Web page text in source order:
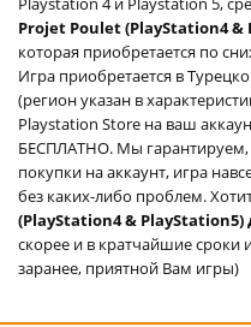
Projet Poulet (PlayStation4 &
которая приобретается по
Игра приобретается в
(регион указан в
Playstation Store на ваш
БЕСПЛАТНО. Мы гарантируем,
покупки на аккаунт, игра
без каких-либо проблем.
(PlayStation4 & PlayStation5)
скорее и в кратчайшие сроки
заранее, приятной Вам игры)